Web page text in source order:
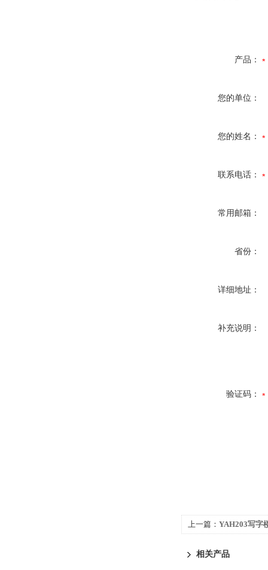
产品：
您的单位：
您的姓名：
联系电话：
常用邮箱：
省份：
详细地址：
补充说明：
验证码：
上一篇： YAH203写字
相关产品